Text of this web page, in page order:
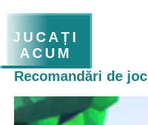
JUCAȚI
ACUM
Recomandări de